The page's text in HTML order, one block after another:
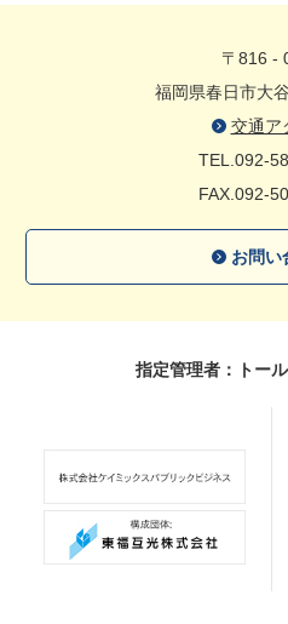
〒816 -
福岡県春日市大
交通ア
TEL.092-
FAX.092-
お問い
指定管理者：トー